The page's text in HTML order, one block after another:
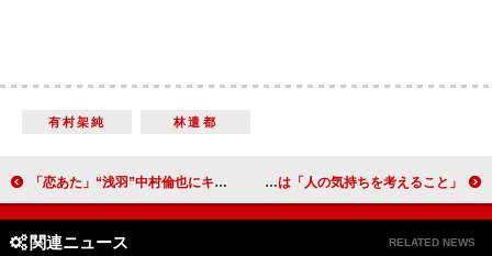
有村架純 林遣都
「恋あた」“浅羽”中村倫也にキュンキュン 「ずるい！ 好きになるに決まってる」 山田裕貴、俳優としてのスタンスを語る 大切なのは「人の気持ちを考えること」
関連ニュース RELATED NEWS